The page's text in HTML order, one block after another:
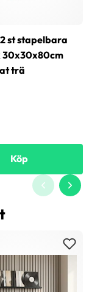
st stapelbara
30x30x80cm
trä
Köp